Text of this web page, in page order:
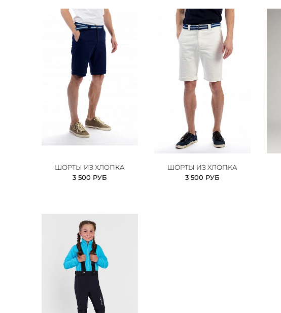
ШОРТЫ ИЗ ХЛОПКА
3 500 РУБ
ШОРТЫ ИЗ ХЛОПКА
3 500 РУБ